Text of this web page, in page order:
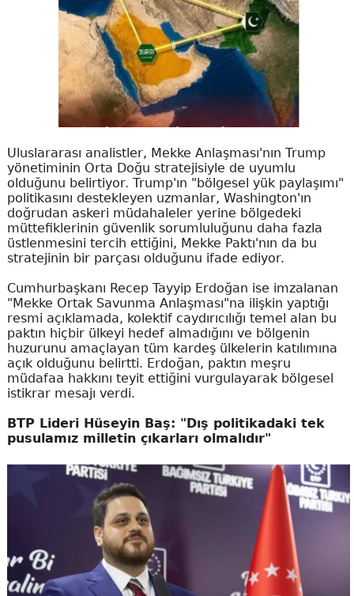
Uluslararası analistler, Mekke Anlaşması'nın Trump
yönetiminin Orta Doğu stratejisiyle de uyumlu
olduğunu belirtiyor. Trump'ın "bölgesel yük paylaşımı"
politikasını destekleyen uzmanlar, Washington'ın
doğrudan askeri müdahaleler yerine bölgedeki
müttefiklerinin güvenlik sorumluluğunu daha fazla
üstlenmesini tercih ettiğini, Mekke Paktı'nın da bu
stratejinin bir parçası olduğunu ifade ediyor.
Cumhurbaşkanı Recep Tayyip Erdoğan ise imzalanan
"Mekke Ortak Savunma Anlaşması"na ilişkin yaptığı
resmi açıklamada, kolektif caydırıcılığı temel alan bu
paktın hiçbir ülkeyi hedef almadığını ve bölgenin
huzurunu amaçlayan tüm kardeş ülkelerin katılımına
açık olduğunu belirtti. Erdoğan, paktın meşru
müdafaa hakkını teyit ettiğini vurgulayarak bölgesel
istikrar mesajı verdi.
BTP Lideri Hüseyin Baş: "Dış politikadaki tek
pusulamız milletin çıkarları olmalıdır"